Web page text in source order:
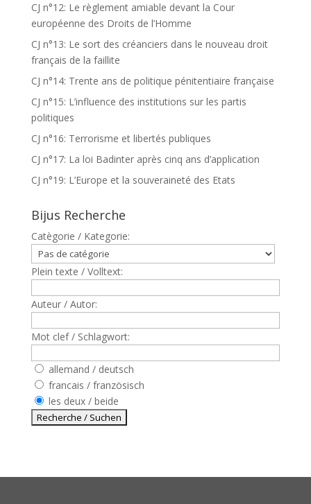
CJ n°12: Le règlement amiable devant la Cour
européenne des Droits de l’Homme
CJ n°13: Le sort des créanciers dans le nouveau droit
français de la faillite
CJ n°14: Trente ans de politique pénitentiaire française
CJ n°15: L’influence des institutions sur les partis
politiques
CJ n°16: Terrorisme et libertés publiques
CJ n°17: La loi Badinter après cinq ans d’application
CJ n°19: L’Europe et la souveraineté des Etats
Bijus Recherche
Catègorie / Kategorie:
Plein texte / Volltext:
Auteur / Autor:
Mot clef / Schlagwort:
allemand / deutsch
francais / französisch
les deux / beide